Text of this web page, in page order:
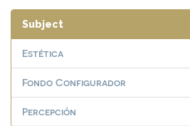
Subject
Estética
Fondo Configurador
Percepción